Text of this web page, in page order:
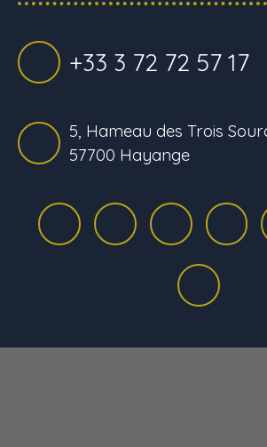
+33 3 72 72 57 17
5, Hameau des Trois
57700 Hayange